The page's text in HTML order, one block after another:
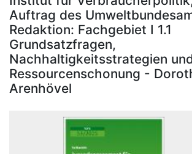
Auftrag des
Redaktion: Fachgebiet I 1.1
Grundsatzfragen,
Nachhaltigkeitsstrategien
Ressourcenschonung -
Arenhövel